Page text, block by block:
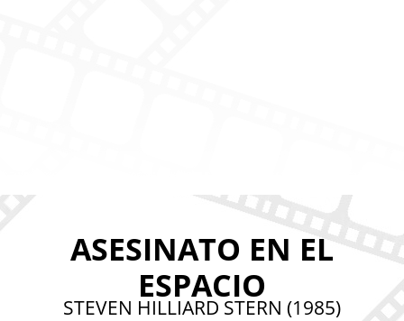
ASESINATO EN EL
ESPACIO
STEVEN HILLIARD STERN (1985)